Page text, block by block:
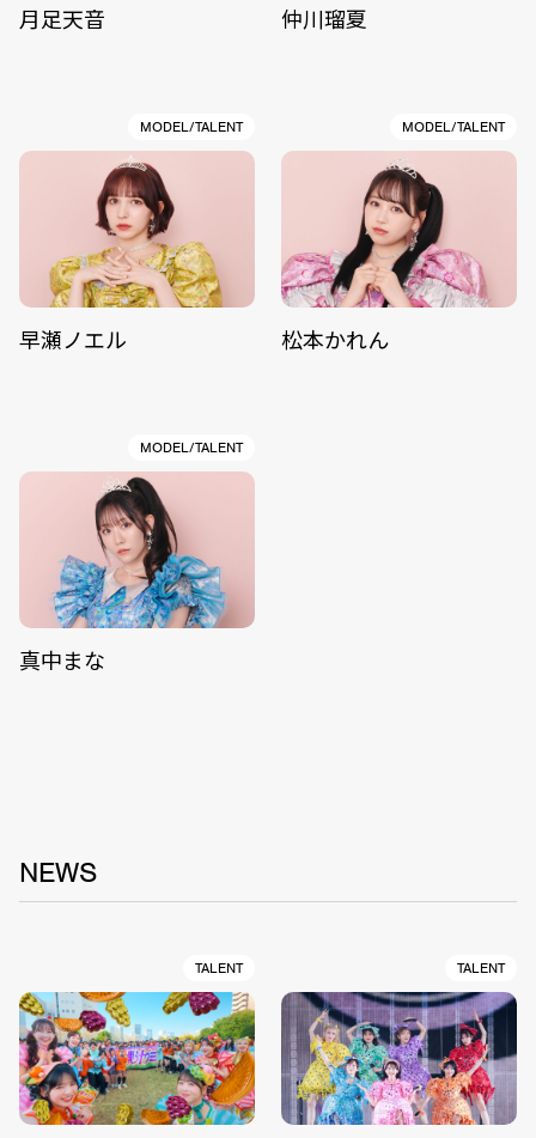
月足天音 仲川瑠夏
MODEL/TALENT
早瀬ノエル
MODEL/TALENT
松本かれん
MODEL/TALENT
真中まな
NEWS
TALENT TALENT